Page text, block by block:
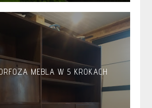
MEBLA W 5 KROKACH